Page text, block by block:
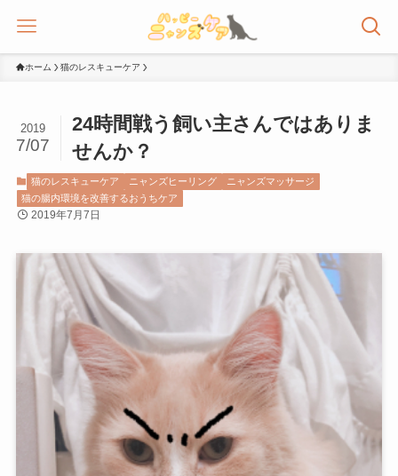
ホーム 猫のレスキューケア
24時間戦う飼い主さんではありま
せんか？
2019
7/07
猫のレスキューケア ニャンズヒーリング
ニャンズマッサージ
猫の腸内環境を改善するおうちケア
2019年7月7日